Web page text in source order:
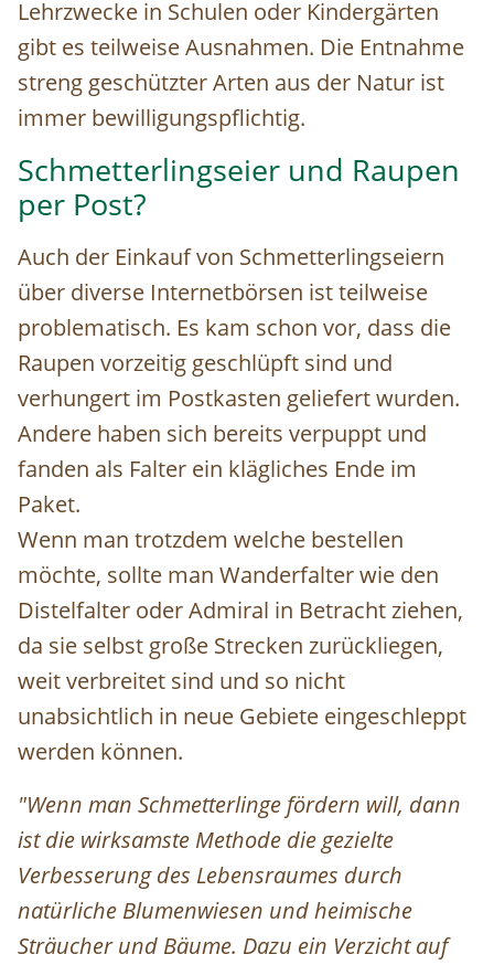
Lehrzwecke in Schulen oder Kindergärten
gibt es teilweise Ausnahmen. Die Entnahme
streng geschützter Arten aus der Natur ist
immer bewilligungspflichtig.
Schmetterlingseier und Raupen
per Post?
Auch der Einkauf von Schmetterlingseiern
über diverse Internetbörsen ist teilweise
problematisch. Es kam schon vor, dass die
Raupen vorzeitig geschlüpft sind und
verhungert im Postkasten geliefert wurden.
Andere haben sich bereits verpuppt und
fanden als Falter ein klägliches Ende im
Paket.
Wenn man trotzdem welche bestellen
möchte, sollte man Wanderfalter wie den
Distelfalter oder Admiral in Betracht ziehen,
da sie selbst große Strecken zurückliegen,
weit verbreitet sind und so nicht
unabsichtlich in neue Gebiete eingeschleppt
werden können.
"Wenn man Schmetterlinge fördern will, dann
ist die wirksamste Methode die gezielte
Verbesserung des Lebensraumes durch
natürliche Blumenwiesen und heimische
Sträucher und Bäume. Dazu ein Verzicht auf